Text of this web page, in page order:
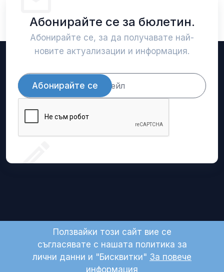
Абонирайте се за бюлетин.
Абонирайте се, за да получавате най-
новите актуализации и информация.
Абонирайте се
© 2024 Domio LTD. All right reserved.
Ползвайки този сайт вие се
съгласявате с нашата политика за
лични данни и "Бисквитки" За повече
информация